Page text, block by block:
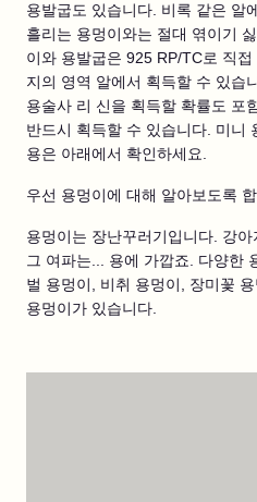
용발굽도 있습니다. 비록 같은 알
흘리는 용멍이와는 절대 엮이기
이와 용발굽은 925 RP/TC로 직
지의 영역 알에서 획득할 수 있습
용술사 리 신을 획득할 확률도 포
반드시 획득할 수 있습니다. 미니
용은 아래에서 확인하세요.
우선 용멍이에 대해 알아보도록 합
용멍이는 장난꾸러기입니다. 강
그 여파는... 용에 가깝죠. 다양한
벌 용멍이, 비취 용멍이, 장미꽃
용멍이가 있습니다.